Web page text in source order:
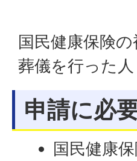
国民健康保険
葬儀を行った
申請に必
国民健康